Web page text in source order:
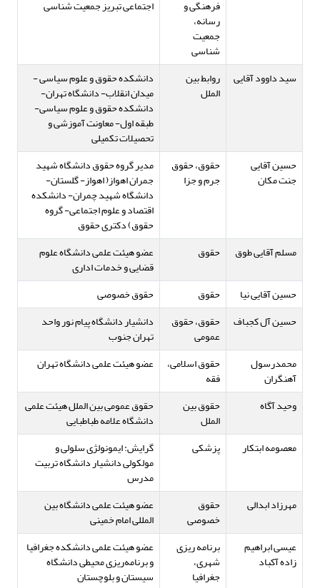
فرهنگی و
رسانه،
جمعیت
شناسی
اجتماعی تبریز جمعیت شناسی
سید داوود آقایی روابط بین
الملل
دانشکده حقوق‌ و علوم‌ سیاسی‌ -
میدان انقلاب- دانشگاه تهران-
دانشکده حقوق و علوم سیاسی-
طبقه اول- معاونت آموزشی و
تحصیلات تکمیلی
حسین آقایی
جنت مکان
حقوق، حقوق
جرم و جزا
مدیر گروه حقوق دانشگاه شهید
جمران اهواز( اهواز- گلستان-
دانشگاه شهید چمران- دانشکده
اقتصاد و علوم اجتماعی- گروه
حقوق) دکتری حقوق
مسلم آقایی طوق
حقوق عضو هیئت علمی دانشگاه علوم
قضایی و خدمات اداری
حسین آقایی نیا
حقوق
حقوق خصوصی
حسین آل کجباف
حقوق، حقوق
عمومی
دانشیار دانشگاه پیام نور واحد
تهران جنوب
محمدرسول
آهنگران
حقوق اسلامی،
فقه
عضو هیئت علمی دانشگاه تهران
وحید آگاه حقوق بین
الملل
حقوق عمومی بین الملل هیئت علمی
دانشگاه علامه طباطبایی
معصومه ابتکار
پزشکی گرایش: ایمونولژی سلولی و
مولکولی دانشیار دانشگاه تربیت
مدرس
مهرزاد ابدالی
حقوق
خصوصی
عضو هیئت علمی دانشگاه بین
المللی امام خمینی
عیسی ابراهیم
زاده آکباد
برنامه ریزی
شهری،
جغرافیا
عضو هیئت علمی دانشکده جغرافیا
و برنامه‌ریزی محیطی دانشگاه
سیستان و بلوچستان